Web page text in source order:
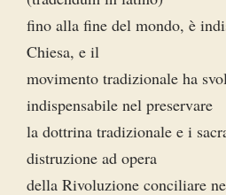
fino alla fine del mondo, è
Chiesa, e il
movimento tradizionale ha
indispensabile nel preservare
la dottrina tradizionale e i
distruzione ad opera
della Rivoluzione conciliare